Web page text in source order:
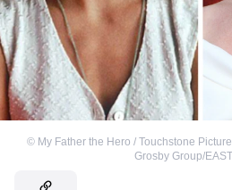
© My Father the Hero / Touchstone
Grosby Group/